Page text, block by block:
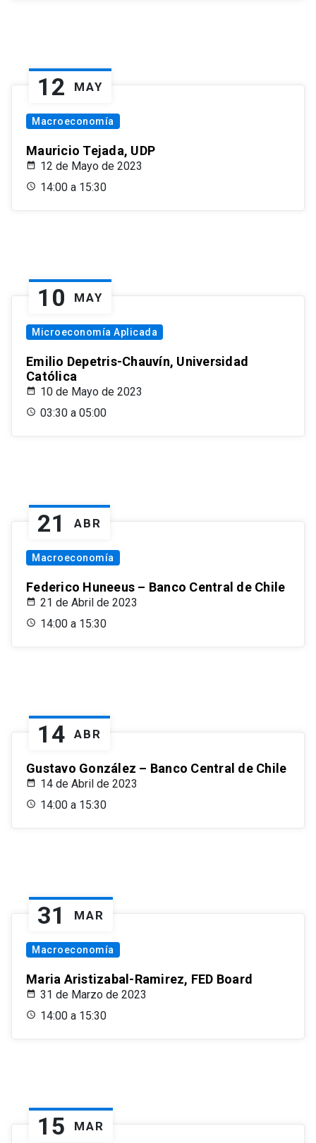
12 MAY
Macroeconomía
Mauricio Tejada, UDP
12 de Mayo de 2023
14:00 a 15:30
10 MAY
Microeconomía Aplicada
Emilio Depetris-Chauvín, Universidad
Católica
10 de Mayo de 2023
03:30 a 05:00
21 ABR
Macroeconomía
Federico Huneeus – Banco Central de Chile
21 de Abril de 2023
14:00 a 15:30
14 ABR
Gustavo González – Banco Central de Chile
14 de Abril de 2023
14:00 a 15:30
31 MAR
Macroeconomía
Maria Aristizabal-Ramirez, FED Board
31 de Marzo de 2023
14:00 a 15:30
15 MAR